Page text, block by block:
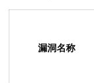
漏洞名称